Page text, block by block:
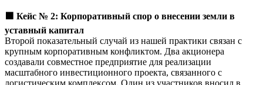
Кейс № 2: Корпоративный спор о внесении земли в
уставный капитал
Второй показательный случай из нашей практики связан с
крупным корпоративным конфликтом. Два акционера
создавали совместное предприятие для реализации
масштабного инвестиционного проекта, связанного с
логистическим комплексом. Один из участников вносил в